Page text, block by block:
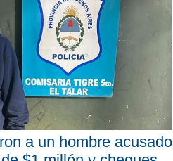
a un hombre acusado